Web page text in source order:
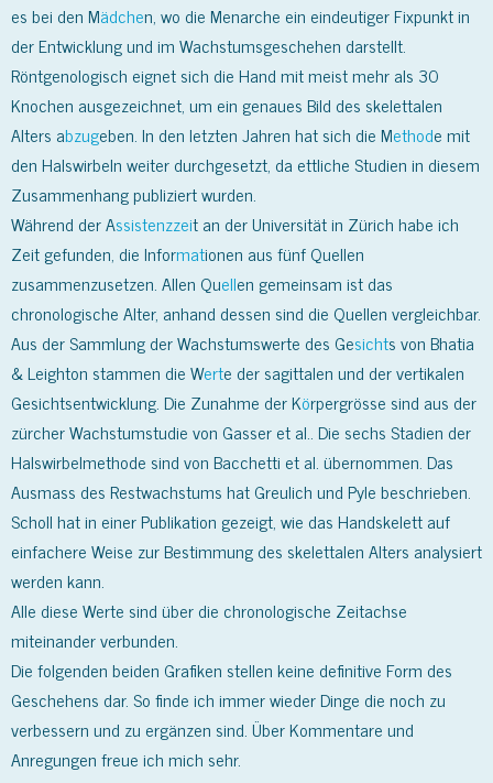
es bei den Mädchen, wo die Menarche ein eindeutiger Fixpunkt in
der Entwicklung und im Wachstumsgeschehen darstellt.
Röntgenologisch eignet sich die Hand mit meist mehr als 30
Knochen ausgezeichnet, um ein genaues Bild des skelettalen
Alters abzugeben. In den letzten Jahren hat sich die Methode mit
den Halswirbeln weiter durchgesetzt, da ettliche Studien in diesem
Zusammenhang publiziert wurden.
Während der Assistenzzeit an der Universität in Zürich habe ich
Zeit gefunden, die Informationen aus fünf Quellen
zusammenzusetzen. Allen Quellen gemeinsam ist das
chronologische Alter, anhand dessen sind die Quellen vergleichbar.
Aus der Sammlung der Wachstumswerte des Gesichts von Bhatia
& Leighton stammen die Werte der sagittalen und der vertikalen
Gesichtsentwicklung. Die Zunahme der Körpergrösse sind aus der
zürcher Wachstumstudie von Gasser et al.. Die sechs Stadien der
Halswirbelmethode sind von Bacchetti et al. übernommen. Das
Ausmass des Restwachstums hat Greulich und Pyle beschrieben.
Scholl hat in einer Publikation gezeigt, wie das Handskelett auf
einfachere Weise zur Bestimmung des skelettalen Alters analysiert
werden kann.
Alle diese Werte sind über die chronologische Zeitachse
miteinander verbunden.
Die folgenden beiden Grafiken stellen keine definitive Form des
Geschehens dar. So finde ich immer wieder Dinge die noch zu
verbessern und zu ergänzen sind. Über Kommentare und
Anregungen freue ich mich sehr.